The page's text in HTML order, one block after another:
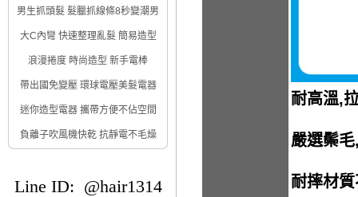
男生抓頭髮 髮臘抓線條8秒變潮男
大C內彎 快速整理亂髮 簡易造型
浪漫捲度 時尚造型 新手電棒
帶出國免變壓 環球電壓美髮電器
迷你造型電器 攜帶方便不佔空間
負離子吹風機快乾 抗靜電不毛燥
Line ID: @hair1314
耐高溫,
嚴選鬃
耐摔材